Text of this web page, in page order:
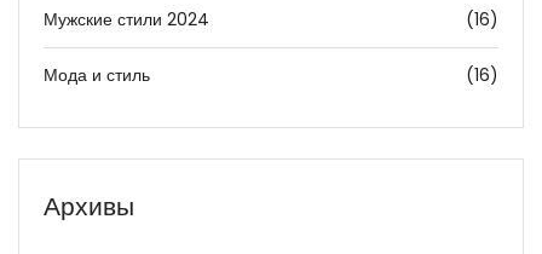
Мужские стили 2024 (16)
Мода и стиль (16)
Архивы